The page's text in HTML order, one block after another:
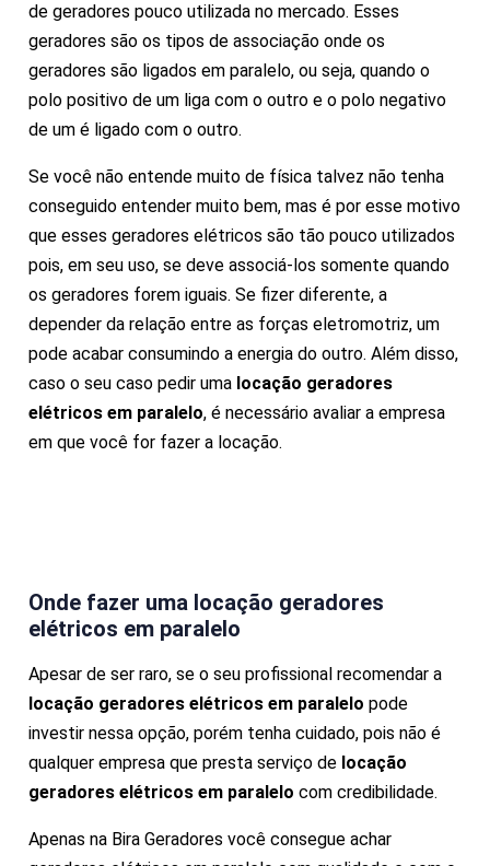
de geradores pouco utilizada no mercado. Esses
geradores são os tipos de associação onde os
geradores são ligados em paralelo, ou seja, quando o
polo positivo de um liga com o outro e o polo negativo
de um é ligado com o outro.
Se você não entende muito de física talvez não tenha
conseguido entender muito bem, mas é por esse motivo
que esses geradores elétricos são tão pouco utilizados
pois, em seu uso, se deve associá-los somente quando
os geradores forem iguais. Se fizer diferente, a
depender da relação entre as forças eletromotriz, um
pode acabar consumindo a energia do outro. Além disso,
caso o seu caso pedir uma locação geradores
elétricos em paralelo, é necessário avaliar a empresa
em que você for fazer a locação.
Onde fazer uma locação geradores
elétricos em paralelo
Apesar de ser raro, se o seu profissional recomendar a
locação geradores elétricos em paralelo pode
investir nessa opção, porém tenha cuidado, pois não é
qualquer empresa que presta serviço de locação
geradores elétricos em paralelo com credibilidade.
Apenas na Bira Geradores você consegue achar